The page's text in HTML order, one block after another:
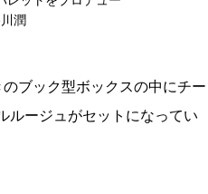
潤
ブック型ボックスの中にチー
ルージュがセットになってい